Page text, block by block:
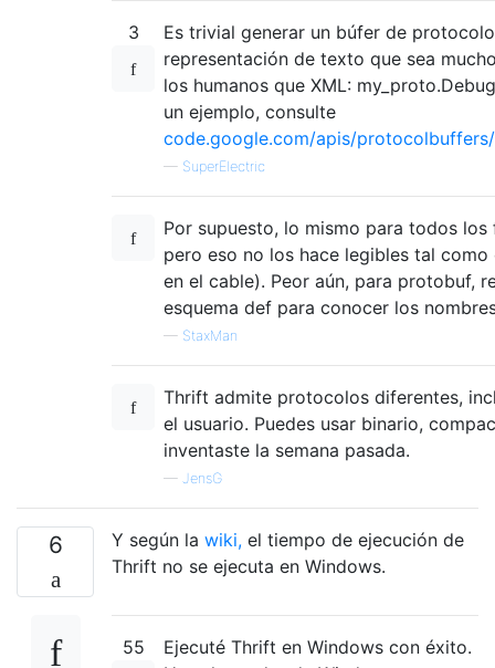
3
Es trivial generar un búfer de
representación de texto que sea
los humanos que XML:
un ejemplo, consulte
code.google.com/apis/
— SuperElectric
Por supuesto, lo mismo para todos
pero eso no los hace legibles tal
en el cable). Peor aún, para protobuf,
esquema def para conocer los
— StaxMan
Thrift admite protocolos diferentes,
el usuario. Puedes usar binario,
inventaste la semana pasada.
— JensG
6 Y según la wiki, el tiempo de ejecución de
Thrift no se ejecuta en Windows.
55
Ejecuté Thrift en Windows con éxito.